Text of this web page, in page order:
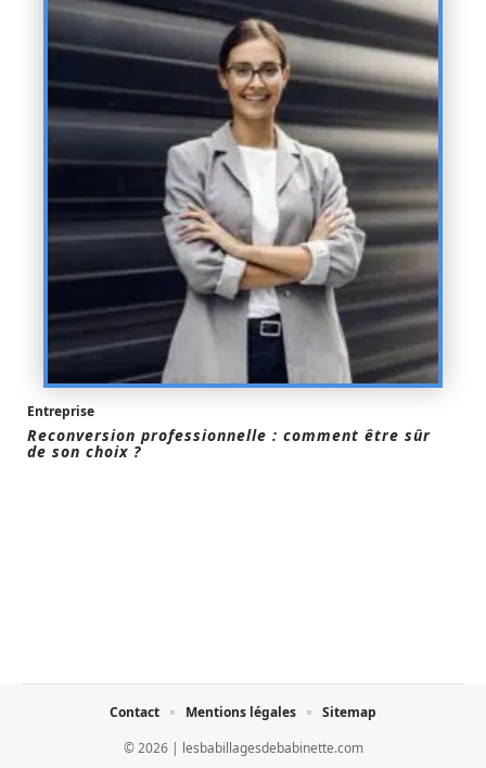
Entreprise
Reconversion professionnelle : comment être sûr
de son choix ?
© 2026 | lesbabillagesdebabinette.com
Contact Mentions légales Sitemap